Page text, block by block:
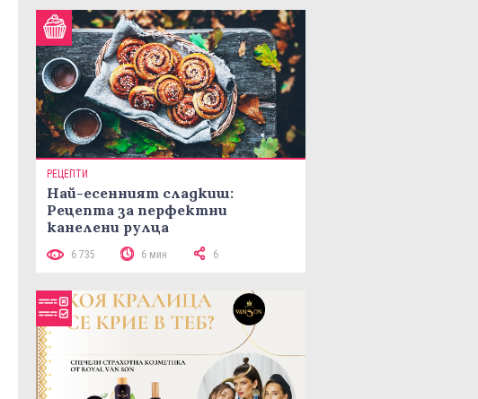
РЕЦЕПТИ
Най-есенният сладкиш:
Рецепта за перфектни
канелени рулца
6 735 6 мин 6